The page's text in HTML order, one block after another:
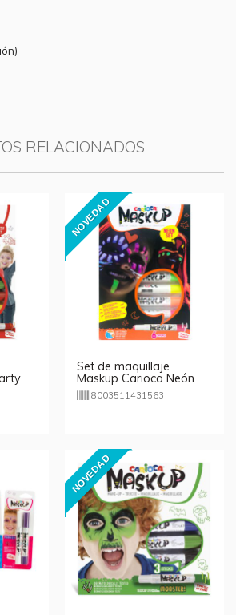
)
RELACIONADOS
NOVEDAD
Set de maquillaje
Maskup Carioca Neón
8003511431563
NOVEDAD